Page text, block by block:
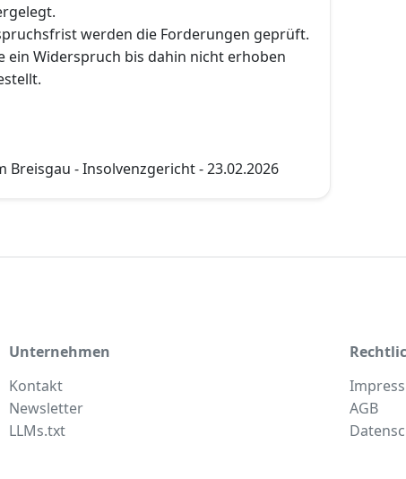
werden die Forderungen geprüft.
ein Widerspruch bis dahin nicht erhoben
- Insolvenzgericht - 23.02.2026
Unternehmen
Kontakt
Newsletter
LLMs.txt
AGB